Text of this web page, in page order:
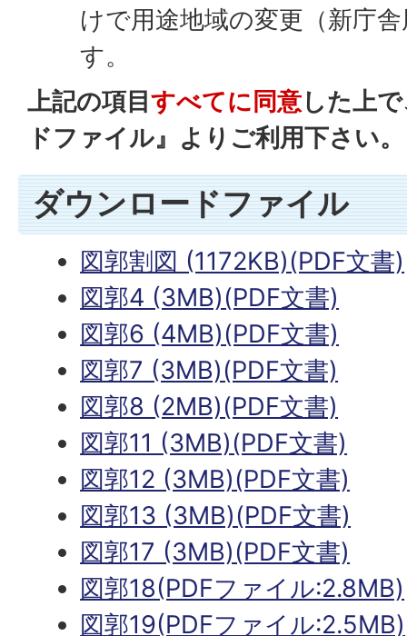
けで用途地域の変更（新庁
す。
上記の項目 すべてに同意した上
ドファイル』よりご利用下さい。
ダウンロードファイル
図郭割図 (1172KB)(PDF文書)
図郭4 (3MB)(PDF文書)
図郭6 (4MB)(PDF文書)
図郭7 (3MB)(PDF文書)
図郭8 (2MB)(PDF文書)
図郭11 (3MB)(PDF文書)
図郭12 (3MB)(PDF文書)
図郭13 (3MB)(PDF文書)
図郭17 (3MB)(PDF文書)
図郭18(PDFファイル:2.8MB)
図郭19(PDFファイル:2.5MB)